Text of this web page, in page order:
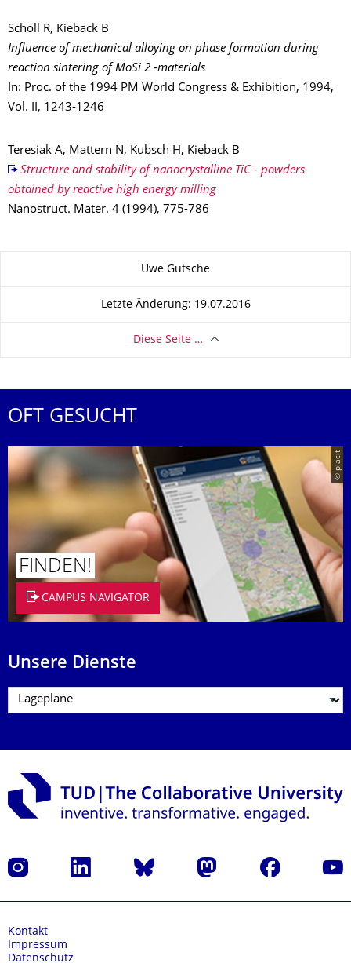
Scholl R, Kieback B
Influence of mechanical alloying on phase formation during
reaction sintering of MoSi 2 -materials
In: Proc. of the 1994 PM World Congress & Exhibition, 1994,
Vol. II, 1243-1246
Teresiak A, Mattern N, Kubsch H, Kieback B
Structure and stability of nanocrystalline TiC - powders
obtained by reactive high energy milling
Nanostruct. Mater. 4 (1994), 775-786
Uwe Gutsche
Letzte Änderung: 19.07.2016
Diese Seite …
OFT GESUCHT
© placit
FINDEN!
CAMPUS NAVIGATOR
Unsere Dienste
Instagram LinkedIn Bluesky Mastodon Facebook
Kontakt
Impressum
Datenschutz